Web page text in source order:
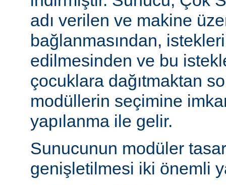
adı verilen ve makine
bağlanmasından,
edilmesinden ve bu
çocuklara dağıtmaktan
modüllerin seçimine
yapılanma ile gelir.
Sunucunun modüler
genişletilmesi iki önemli